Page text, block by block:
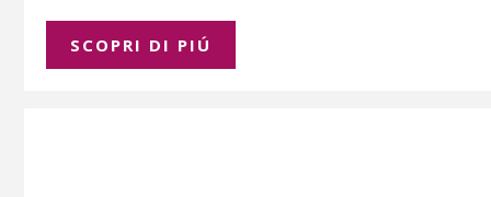
SCOPRI DI PIÚ